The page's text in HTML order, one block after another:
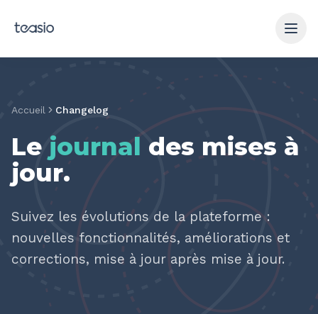
Accueil Changelog
Le journal des mises à
jour.
Suivez les évolutions de la plateforme :
nouvelles fonctionnalités, améliorations et
corrections, mise à jour après mise à jour.